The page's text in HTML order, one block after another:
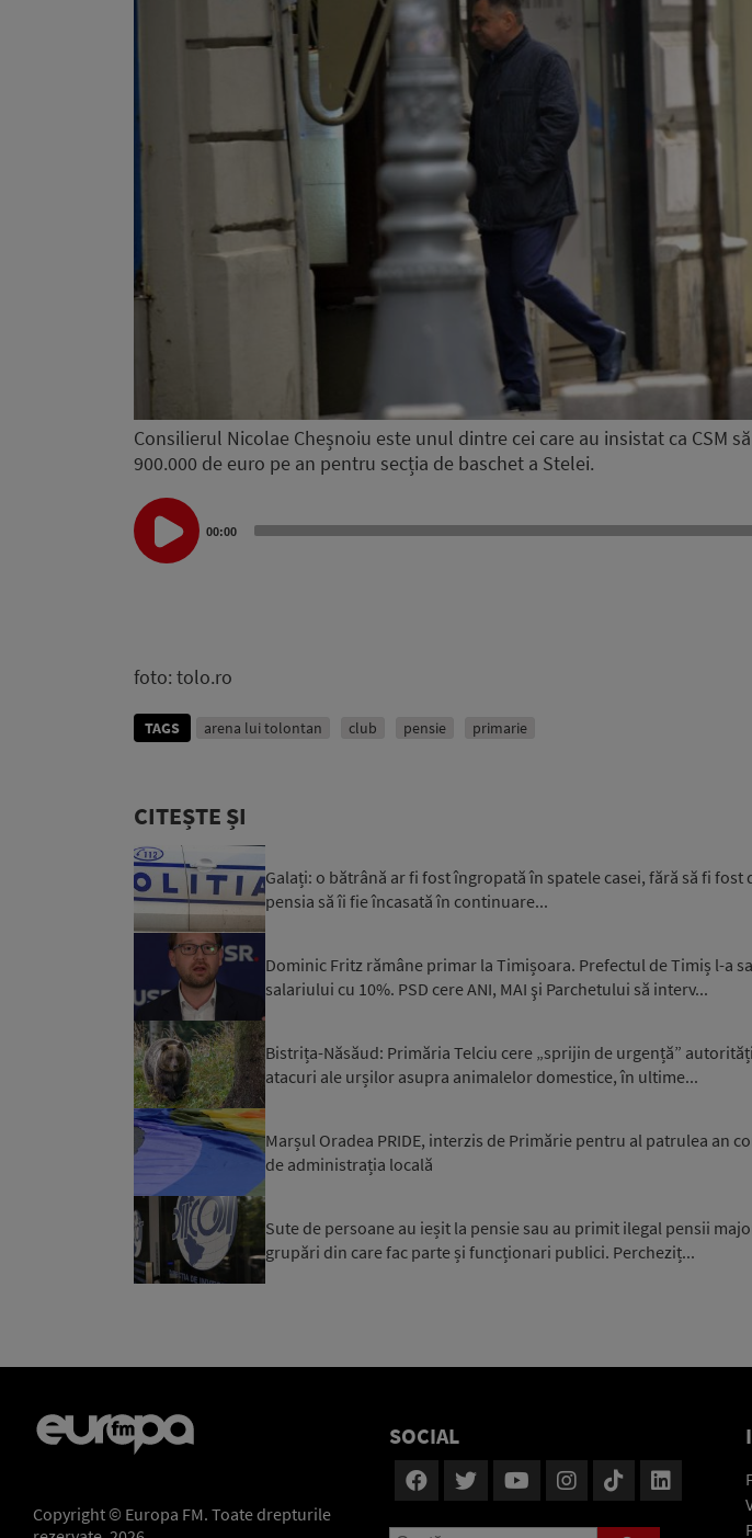
Consilierul Nicolae Cheșnoiu este unul dintre cei care au insistat ca CSM
900.000 de euro pe an pentru secția de baschet a Stelei.
Audio
Player
00:00
foto: tolo.ro
TAGS arena lui tolontan club pensie primarie
CITEȘTE ȘI
Galați: o bătrână ar fi fost îngropată în spatele casei, fără să fi fost
pensia să îi fie încasată în continuare...
Dominic Fritz rămâne primar la Timișoara. Prefectul de Timiș l-a
salariului cu 10%. PSD cere ANI, MAI şi Parchetului să interv...
Bistrița-Năsăud: Primăria Telciu cere „sprijin de urgență”
atacuri ale urșilor asupra animalelor domestice, în ultime...
Marșul Oradea PRIDE, interzis de Primărie pentru al patrulea an
de administrația locală
Sute de persoane au ieșit la pensie sau au primit ilegal pensii
grupări din care fac parte și funcționari publici. Percheziț...
Copyright © Europa FM. Toate drepturile
SOCIAL